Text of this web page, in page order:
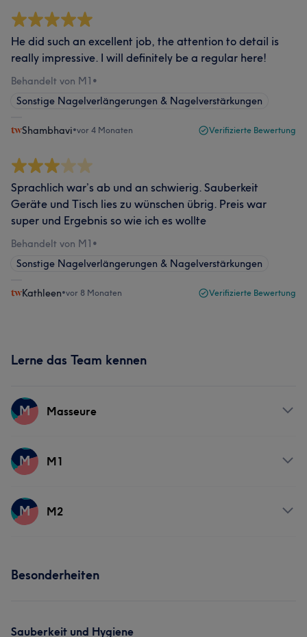
He did such an excellent job, the attention to detail is
really impressive. I will definitely be a regular here!
Behandelt von M1 •
Sonstige Nagelverlängerungen & Nagelverstärkungen
Shambhavi•vor 4 Monaten Verifizierte Bewertung
Sprachlich war’s ab und an schwierig. Sauberkeit
Geräte und Tisch lies zu wünschen übrig. Preis war
super und Ergebnis so wie ich es wollte
Behandelt von M1 •
Sonstige Nagelverlängerungen & Nagelverstärkungen
Kathleen•vor 8 Monaten Verifizierte Bewertung
Lerne das Team kennen
M Masseure
Services
M M1
Services
M M2
Besonderheiten
Sauberkeit und Hygiene